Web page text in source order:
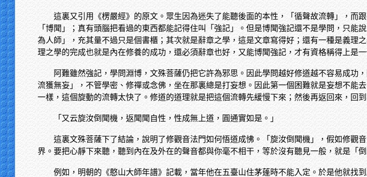
這裏又引用《楞嚴經》的原文。眾生因為迷失了能聽後面的本性，「循聲故流轉」，而
「博聞」；真有頭腦把看過的東西都能記得住叫「強記」。但是博聞強記還不是學問，只
為人師」，充其量不過只是個書櫃；其次就是辭章之學，這是文章寫得好；還有一種是義理
理之學的完成也就是內在修養的成功，還必須辭章也好，又能博聞強記，才有資格稱得上是
阿難雖然強記，學問淵博，文殊菩薩仍把它許為邪思。因此學問越好修道越不容易成
流獲無妄」，不管學密、修禪或念佛，坐在那裏總是打妄想。因此第一個困難就是妄想不能
一樣，這個旋動的流轉太快了。修道的道理就是把這個流轉先緩慢下來；然後再返回來，回
「又云旋汝倒聞機，返聞聞自性，性成無上道，圓通實如是。」
這裏文殊菩薩下了結論，說明了修觀音法門如何悟道成怫。「旋汝倒聞機」，假如修觀
界。要把心靜下來聽，聽到內在及外在的聲音都與你毫不相干，等於沒有聽見一般，就是「倒
例如，明朝的《憨山大師年譜》記載，當年他在五臺山住茅蓬時不能入定。於是他就找